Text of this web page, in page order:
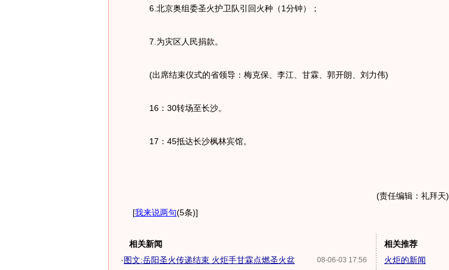
6.北京奥组委圣火护卫队引回火种（1分钟）；
7.为灾区人民捐款。
(出席结束仪式的省领导：梅克保、李江、甘霖、郭开朗、刘力伟)
16：30转场至长沙。
17：45抵达长沙枫林宾馆。
(责任编辑：礼拜天)
[我来说两句(5条)]
相关新闻
08-06-03 17:56
·图文:岳阳圣火传递结束 火炬手甘霖点燃圣火盆
相关推荐
火炬的新闻